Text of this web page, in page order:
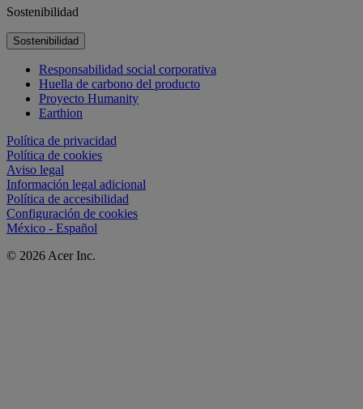
Sostenibilidad
Sostenibilidad
Responsabilidad social corporativa
Huella de carbono del producto
Proyecto Humanity
Earthion
Política de privacidad
Política de cookies
Aviso legal
Información legal adicional
Política de accesibilidad
Configuración de cookies
México - Español
© 2026 Acer Inc.